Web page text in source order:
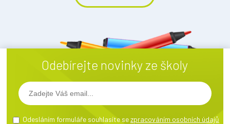
Odebírejte novinky ze školy
Odesláním formuláře souhlasíte sezpracováním osobních údajů